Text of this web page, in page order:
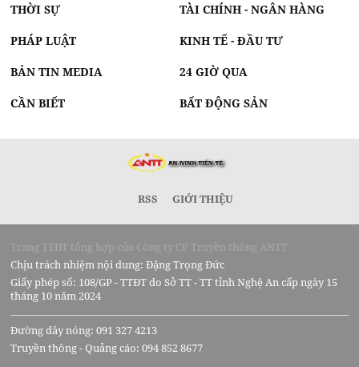
THỜI SỰ TÀI CHÍNH - NGÂN HÀNG
PHÁP LUẬT KINH TẾ - ĐẦU TƯ
BẢN TIN MEDIA 24 GIỜ QUA
CẦN BIẾT BẤT ĐỘNG SẢN
RSS GIỚI THIỆU
Trang TTĐT tổng hợp của Công ty CP Truyền thông ANTT
Chịu trách nhiệm nội dung: Đặng Trọng Đức
Giấy phép số: 108/GP - TTĐT do Sở TT - TT tỉnh Nghệ An cấp ngày 15
tháng 10 năm 2024
Đường dây nóng: 091 327 4213
Truyền thông - Quảng cáo: 094 852 8677